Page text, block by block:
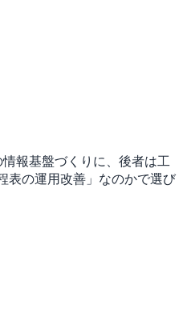
報基盤づくりに、後者は工
表の運用改善」なのかで選び